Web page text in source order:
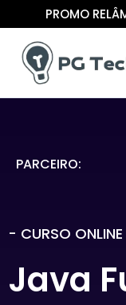
para
conteúdo
PROMO
PARCEIRO:
- CURSO ONLINE
Java